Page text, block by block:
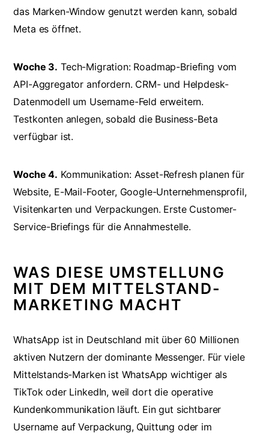
das Marken-Window genutzt werden kann, sobald
Meta es öffnet.
Woche 3. Tech-Migration: Roadmap-Briefing vom
API-Aggregator anfordern. CRM- und Helpdesk-
Datenmodell um Username-Feld erweitern.
Testkonten anlegen, sobald die Business-Beta
verfügbar ist.
Woche 4. Kommunikation: Asset-Refresh planen für
Website, E-Mail-Footer, Google-Unternehmensprofil,
Visitenkarten und Verpackungen. Erste Customer-
Service-Briefings für die Annahmestelle.
WAS DIESE UMSTELLUNG
MIT DEM MITTELSTAND-
MARKETING MACHT
WhatsApp ist in Deutschland mit über 60 Millionen
aktiven Nutzern der dominante Messenger. Für viele
Mittelstands-Marken ist WhatsApp wichtiger als
TikTok oder LinkedIn, weil dort die operative
Kundenkommunikation läuft. Ein gut sichtbarer
Username auf Verpackung, Quittung oder im